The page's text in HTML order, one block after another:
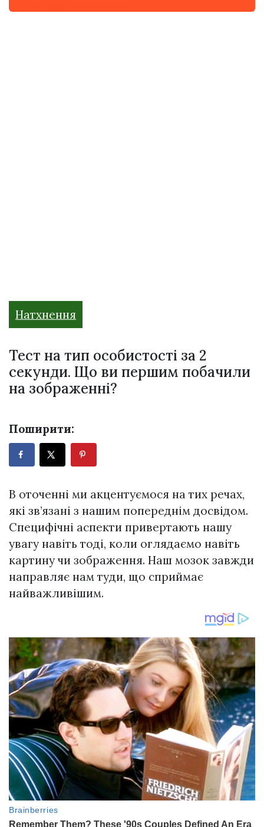
Натхнення
Тест на тип особистості за 2
секунди. Що ви першим побачили
на зображенні?
Поширити:
В оточенні ми акцентуємося на тих речах,
які зв’язані з нашим попереднім досвідом.
Специфічні аспекти привертають нашу
увагу навіть тоді, коли оглядаємо навіть
картину чи зображення. Наш мозок завжди
направляє нам туди, що сприймає
найважливішим.